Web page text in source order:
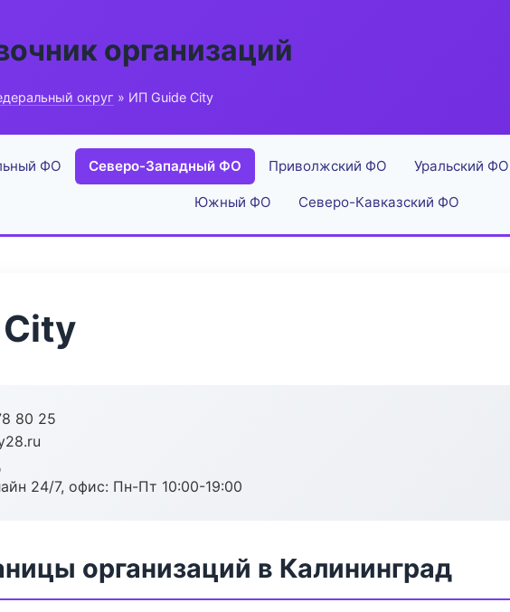
организаций
округ » ИП Guide City
ФО Северо-Западный ФО Приволжский ФО Уральский ФО
Южный ФО Северо-Кавказский ФО
80 25
24/7, офис: Пн-Пт 10:00-19:00
организаций в Калининград